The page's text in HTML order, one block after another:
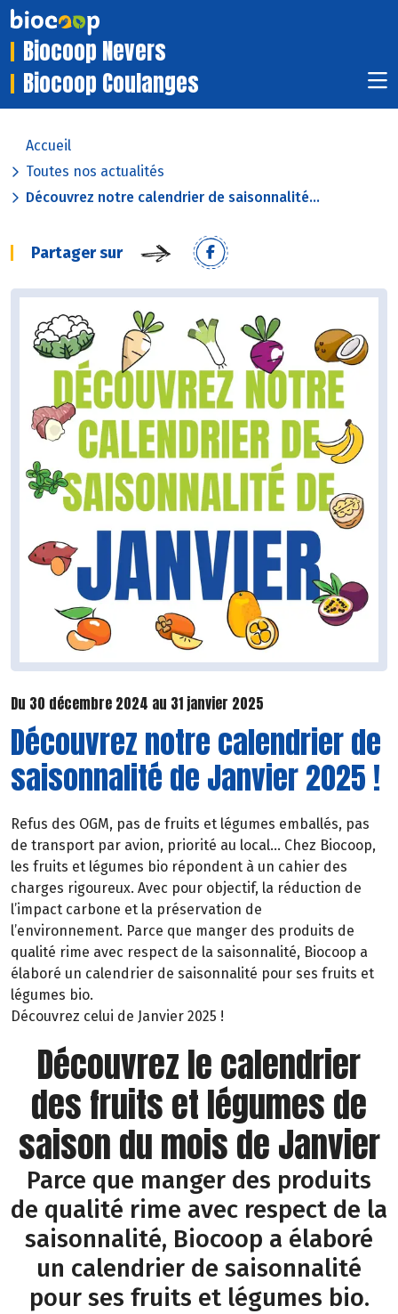
Biocoop Nevers
Biocoop Coulanges
Accueil
Toutes nos actualités
Découvrez notre calendrier de saisonnalité...
Partager sur
Du 30 décembre 2024 au 31 janvier 2025
Découvrez notre calendrier de
saisonnalité de Janvier 2025 !
Refus des OGM, pas de fruits et légumes emballés, pas
de transport par avion, priorité au local… Chez Biocoop,
les fruits et légumes bio répondent à un cahier des
charges rigoureux. Avec pour objectif, la réduction de
l’impact carbone et la préservation de
l’environnement. Parce que manger des produits de
qualité rime avec respect de la saisonnalité, Biocoop a
élaboré un calendrier de saisonnalité pour ses fruits et
légumes bio.
Découvrez celui de Janvier 2025 !
Découvrez le calendrier
des fruits et légumes de
saison du mois de Janvier
Parce que manger des produits
de qualité rime avec respect de la
saisonnalité, Biocoop a élaboré
un calendrier de saisonnalité
pour ses fruits et légumes bio.